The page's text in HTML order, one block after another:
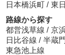
日本橋浜町 / 東
路線から探す
都営浅草線 / 京
日比谷線 / 半蔵
東急池上線